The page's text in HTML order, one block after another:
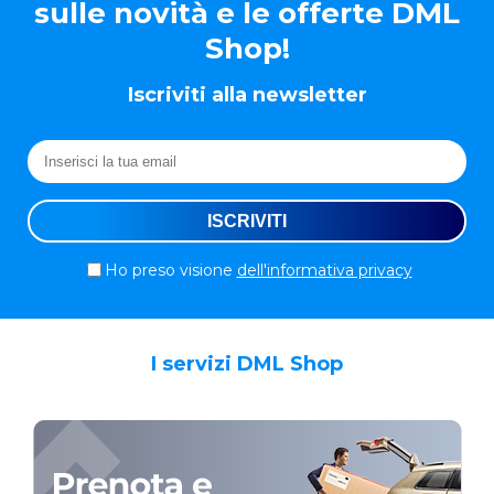
sulle novità e le offerte DML
Shop!
Iscriviti alla newsletter
Ho preso visione dell'informativa privacy
I servizi DML Shop